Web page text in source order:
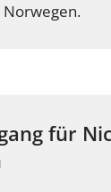
für